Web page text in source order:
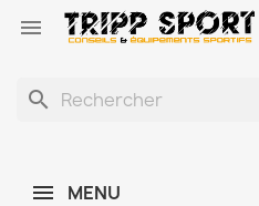

search
MENU